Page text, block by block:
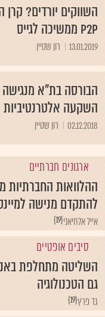
השווקים יורדים? קרן
P2P ממשיכה לגייס
13.01.2019 רון שטיין
הבורסה בת"א מנגישה
השקעה אלטרנטיביות
02.12.2018 רון שטיין
ארגונים חברתיים
ההלוואות החברתיות
להתקדם מנישה
{19}אייל אלחיאני
סיבים אופטיים
השליטה מתחלפת
גם הטכנולוגיה
{19}גד פרץ